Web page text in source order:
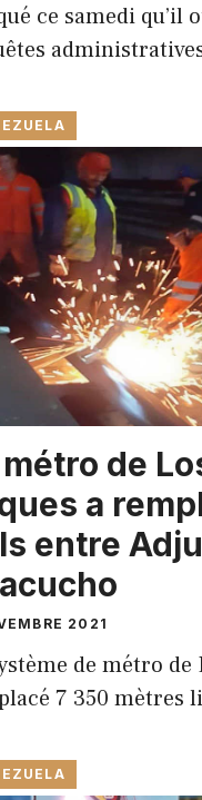
ce samedi qu’il
de
a
entre
2021
de métro de
7 350 mètres